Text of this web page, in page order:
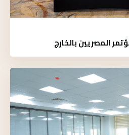
المصريين بالخارج